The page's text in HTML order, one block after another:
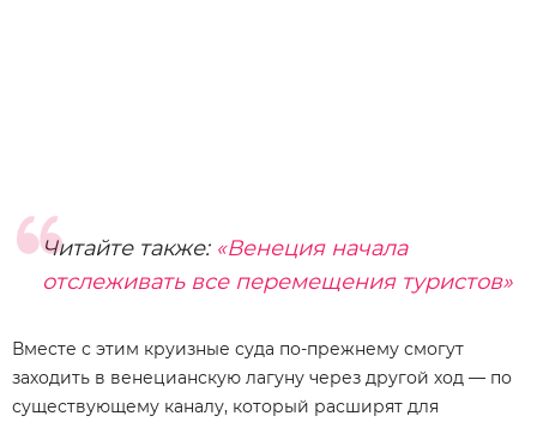
Читайте также: «Венеция начала
отслеживать все перемещения туристов»
Вместе с этим круизные суда по-прежнему смогут
заходить в венецианскую лагуну через другой ход — по
существующему каналу, который расширят для